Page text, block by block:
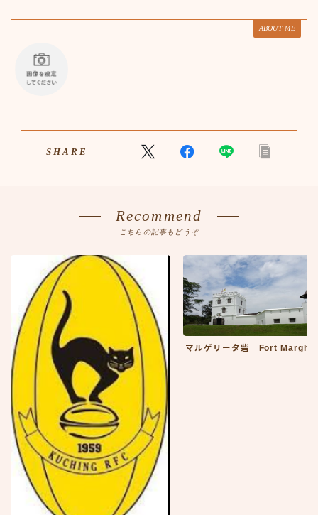
ABOUT ME
SHARE
Recommend
こちらの記事もどうぞ
マルゲリータ砦 Fort